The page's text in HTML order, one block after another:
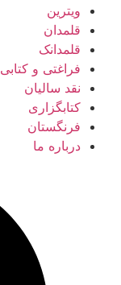
ویترین
قلمدان
قلمدانک
فراغتی و کتابی
نقد سالیان
کتابگزاری
فرنگستان
درباره ما